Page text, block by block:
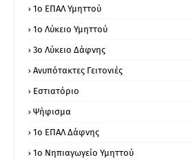
1o ΕΠΑΛ Υμηττού
1ο Λύκειο Υμηττού
3ο Λύκειο Δάφνης
Ανυπότακτες Γειτονιές
Εστιατόριο
Ψήφισμα
1ο ΕΠΑΛ Δάφνης
1ο Νηπιαγωγείο Υμηττού